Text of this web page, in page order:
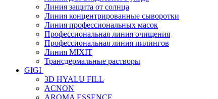
Линия защита от солнца
Линия концентрированные сыворотки
Линия профессиональных масок
Профессиональная линия очищения
Профессиональная линия пилингов
Линия MIXIT
Трансдермальные растворы
GIGI
3D HYALU FILL
ACNON
AROMA ESSENCE